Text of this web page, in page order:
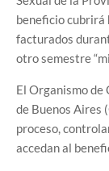
beneficio cubrirá
facturados
otro semestre
El Organismo de
de Buenos Aires
proceso,
accedan al